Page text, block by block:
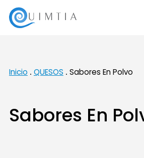
Inicio QUESOS Sabores En Polvo
Sabores En